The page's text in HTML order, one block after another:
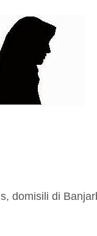
domisili di